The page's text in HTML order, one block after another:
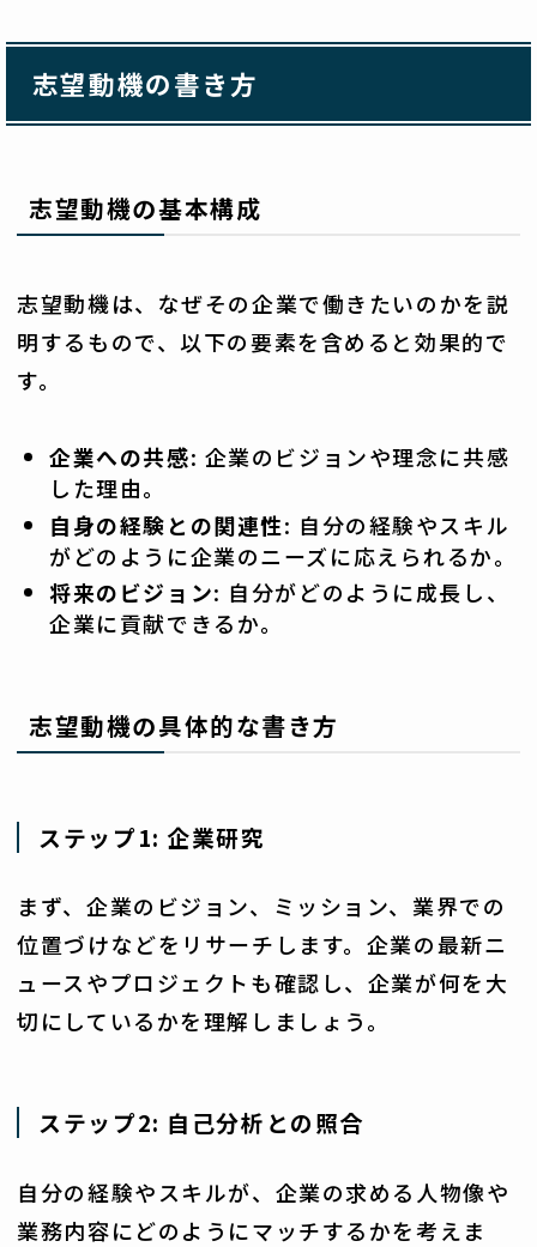
志望動機の書き方
志望動機の基本構成
志望動機は、なぜその企業で働きたいのかを説
明するもので、以下の要素を含めると効果的で
す。
企業への共感: 企業のビジョンや理念に共感
した理由。
自身の経験との関連性: 自分の経験やスキル
がどのように企業のニーズに応えられるか。
将来のビジョン: 自分がどのように成長し、
企業に貢献できるか。
志望動機の具体的な書き方
ステップ1: 企業研究
まず、企業のビジョン、ミッション、業界での
位置づけなどをリサーチします。企業の最新ニ
ュースやプロジェクトも確認し、企業が何を大
切にしているかを理解しましょう。
ステップ2: 自己分析との照合
自分の経験やスキルが、企業の求める人物像や
業務内容にどのようにマッチするかを考えま